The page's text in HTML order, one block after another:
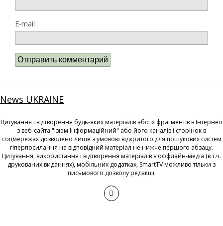
E-mail
News UKRAINE
Цитування і відтворення будь-яких матеріалів або їх фрагментів в Інтернеті
з веб-сайта "Ізюм Інформаційний" або його каналів і сторінок в
соцмережах дозволено лише з умовою відкритого для пошукових систем
гіперпосилання на відповідний матеріал не нижче першого абзацу.
Цитування, використання і відтворення матеріалів в оффлайн-медіа (в т.ч.
друкованих виданнях), мобільних додатках, SmartTV можливо тільки з
письмового дозволу редакції.